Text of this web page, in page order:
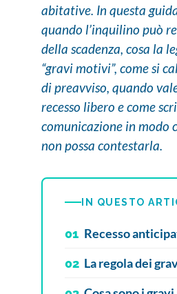
abitative. In questa
quando l’inquilino può
della scadenza, cosa la
“gravi motivi”, come si
di preavviso, quando
recesso libero e come
comunicazione in modo
non possa contestarla.
IN QUESTO
01 Recesso
02 La regola dei